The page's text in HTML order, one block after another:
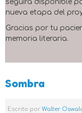
seguirá disponible
nueva etapa del
Gracias por tu
memoria literaria.
Sombra
Escrito por Walter